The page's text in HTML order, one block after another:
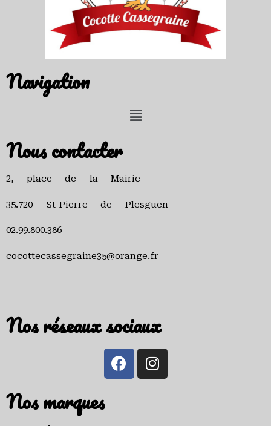
Navigation
Nous contacter
2, place de la Mairie
35.720 St-Pierre de Plesguen
02.99.800.386
cocottecassegraine35@orange.fr
Nos réseaux sociaux
Nos marques